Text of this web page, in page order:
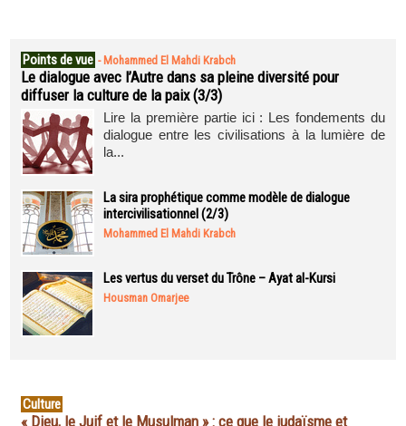
Points de vue - Mohammed El Mahdi Krabch
Le dialogue avec l’Autre dans sa pleine diversité pour
diffuser la culture de la paix (3/3)
Lire la première partie ici : Les fondements du
dialogue entre les civilisations à la lumière de
la...
La sira prophétique comme modèle de dialogue
intercivilisationnel (2/3)
Mohammed El Mahdi Krabch
Les vertus du verset du Trône – Ayat al-Kursi
Housman Omarjee
Culture
« Dieu, le Juif et le Musulman » : ce que le judaïsme et